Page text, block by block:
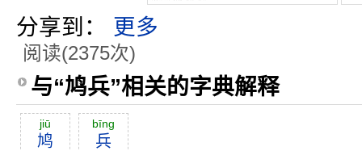
分享到： 更多
阅读(2375次)
与“鸠兵”相关的字典解释
jiū
鸠
bīng
兵